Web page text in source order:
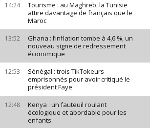
14:24
Tourisme : au Maghreb, la Tunisie
attire davantage de français que le
Maroc
13:52
Ghana : l’inflation tombe à 4,6 %, un
nouveau signe de redressement
économique
12:53
Sénégal : trois TikTokeurs
emprisonnés pour avoir critiqué le
président Faye
12:48
Kenya : un fauteuil roulant
écologique et abordable pour les
enfants